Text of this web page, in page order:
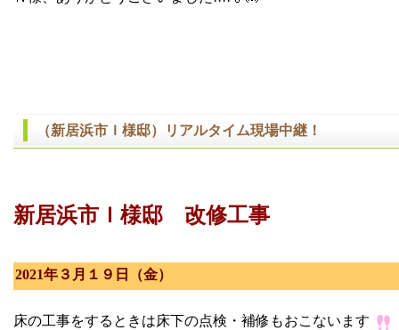
（新居浜市Ｉ様邸）リアルタイム現場中継！
新居浜市Ｉ様邸 改修工事
2021年３月１９日（金）
床の工事をするときは床下の点検・補修もおこないます